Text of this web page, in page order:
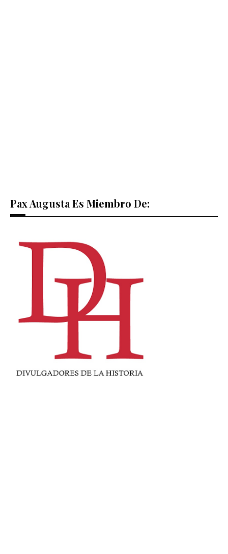
Pax Augusta Es Miembro De: